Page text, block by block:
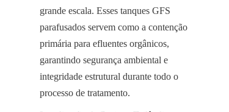
grande escala. Esses tanques GFS
parafusados servem como a contenção
primária para efluentes orgânicos,
garantindo segurança ambiental e
integridade estrutural durante todo o
processo de tratamento.